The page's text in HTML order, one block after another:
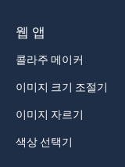
웹 앱
콜라주 메이커
이미지 크기 조절기
이미지 자르기
색상 선택기